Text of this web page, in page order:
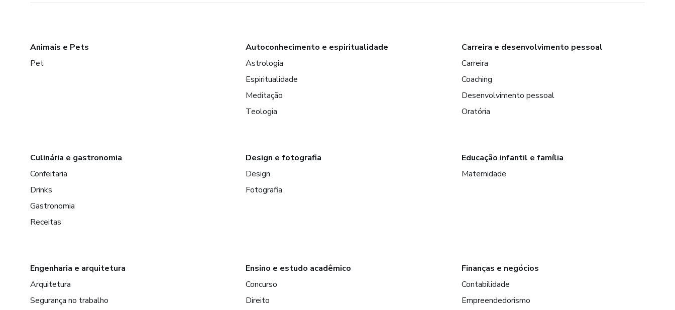
Animais e Pets
Pet
Autoconhecimento e espiritualidade
Astrologia
Espiritualidade
Meditação
Teologia
Carreira e desenvolvimento pessoal
Carreira
Coaching
Desenvolvimento pessoal
Oratória
Culinária e gastronomia
Confeitaria
Drinks
Gastronomia
Receitas
Design e fotografia
Design
Fotografia
Educação infantil e família
Maternidade
Engenharia e arquitetura
Arquitetura
Segurança no trabalho
Ensino e estudo acadêmico
Concurso
Direito
Finanças e negócios
Contabilidade
Empreendedorismo